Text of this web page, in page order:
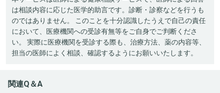
は相談内容に応じた医学的助言です。診断・診察などを行うも
のではありません。 このことを十分認識したうえで自己の責任
において、医療機関への受診有無等をご自身でご判断くださ
い。 実際に医療機関を受診する際も、治療方法、薬の内容等、
担当の医師によく相談、確認するようにお願いいたします。
関連Q＆A